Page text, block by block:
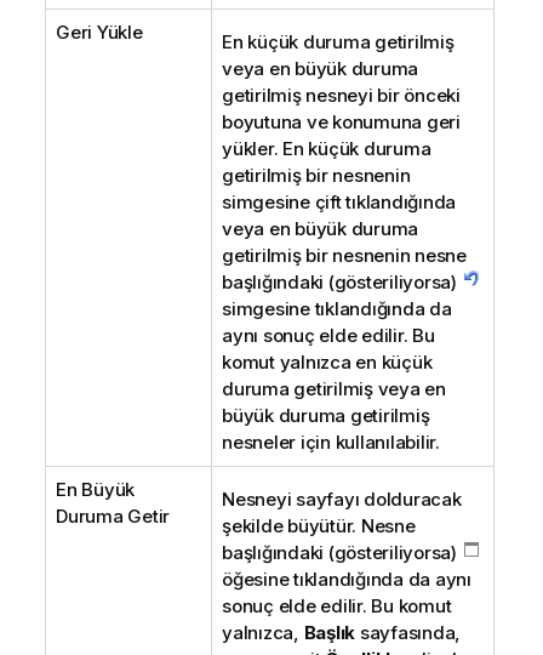
Geri Yükle
En küçük duruma getirilmiş
veya en büyük duruma
getirilmiş nesneyi bir önceki
boyutuna ve konumuna geri
yükler. En küçük duruma
getirilmiş bir nesnenin
simgesine çift tıklandığında
veya en büyük duruma
getirilmiş bir nesnenin nesne
başlığındaki (gösteriliyorsa)
simgesine tıklandığında da
aynı sonuç elde edilir. Bu
komut yalnızca en küçük
duruma getirilmiş veya en
büyük duruma getirilmiş
nesneler için kullanılabilir.
En Büyük
Duruma Getir
Nesneyi sayfayı dolduracak
şekilde büyütür. Nesne
başlığındaki (gösteriliyorsa)
öğesine tıklandığında da aynı
sonuç elde edilir. Bu komut
yalnızca, Başlık sayfasında,